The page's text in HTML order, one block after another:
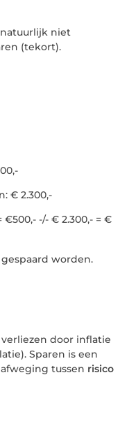
niet
(tekort).
€ 2.300,-
€500,- -/- € 2.300,- = €
worden.
door inflatie
Sparen is een
tussen risico